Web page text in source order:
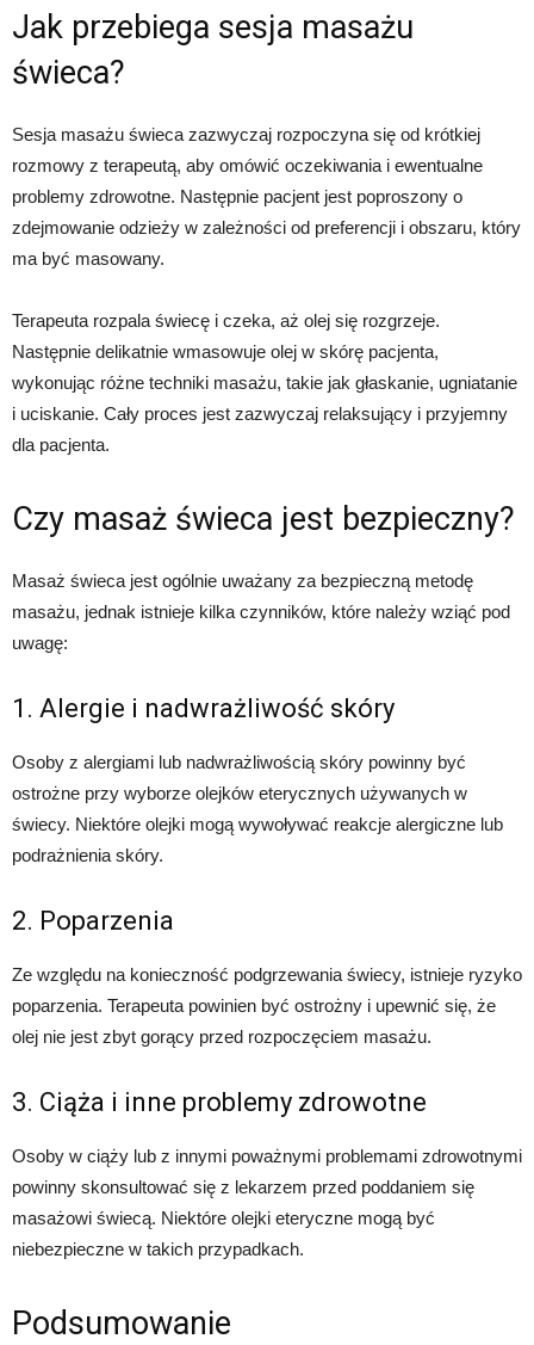
Jak przebiega sesja masażu
świeca?
Sesja masażu świeca zazwyczaj rozpoczyna się od krótkiej
rozmowy z terapeutą, aby omówić oczekiwania i ewentualne
problemy zdrowotne. Następnie pacjent jest poproszony o
zdejmowanie odzieży w zależności od preferencji i obszaru, który
ma być masowany.
Terapeuta rozpala świecę i czeka, aż olej się rozgrzeje.
Następnie delikatnie wmasowuje olej w skórę pacjenta,
wykonując różne techniki masażu, takie jak głaskanie, ugniatanie
i uciskanie. Cały proces jest zazwyczaj relaksujący i przyjemny
dla pacjenta.
Czy masaż świeca jest bezpieczny?
Masaż świeca jest ogólnie uważany za bezpieczną metodę
masażu, jednak istnieje kilka czynników, które należy wziąć pod
uwagę:
1. Alergie i nadwrażliwość skóry
Osoby z alergiami lub nadwrażliwością skóry powinny być
ostrożne przy wyborze olejków eterycznych używanych w
świecy. Niektóre olejki mogą wywoływać reakcje alergiczne lub
podrażnienia skóry.
2. Poparzenia
Ze względu na konieczność podgrzewania świecy, istnieje ryzyko
poparzenia. Terapeuta powinien być ostrożny i upewnić się, że
olej nie jest zbyt gorący przed rozpoczęciem masażu.
3. Ciąża i inne problemy zdrowotne
Osoby w ciąży lub z innymi poważnymi problemami zdrowotnymi
powinny skonsultować się z lekarzem przed poddaniem się
masażowi świecą. Niektóre olejki eteryczne mogą być
niebezpieczne w takich przypadkach.
Podsumowanie